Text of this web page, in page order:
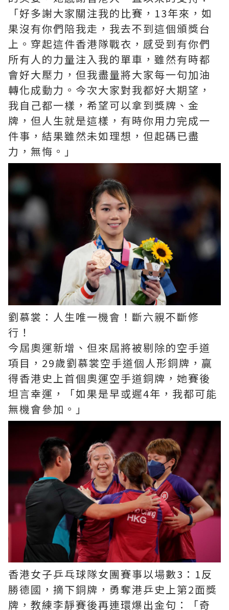
「好多謝大家關注我的比賽，13年來，如
果沒有你們陪我走，我去不到這個頒獎台
上。穿起這件香港隊戰衣，感受到有你們
所有人的力量注入我的單車，雖然有時都
會好大壓力，但我盡量將大家每一句加油
轉化成動力。今次大家對我都好大期望，
我自己都一樣，希望可以拿到獎牌、金
牌，但人生就是這樣，有時你用力完成一
件事，結果雖然未如理想，但起碼已盡
力，無悔。」
劉慕裳：人生唯一機會！斷六親不斷修
行！
今屆奧運新增、但來屆將被剔除的空手道
項目，29歲劉慕裳空手道個人形銅牌，贏
得香港史上首個奧運空手道銅牌，她賽後
坦言幸運，「如果是早或遲4年，我都可能
無機會參加。」
香港女子乒乓球隊女團賽事以場數3：1反
勝德國，摘下銅牌，勇奪港乒史上第2面獎
牌，教練李靜賽後再連環爆出金句：「奇